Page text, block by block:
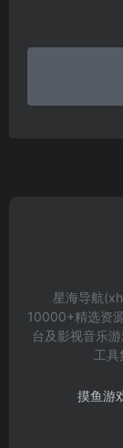
星海导航
10000+精选资
台及影视音乐
工具
摸鱼游